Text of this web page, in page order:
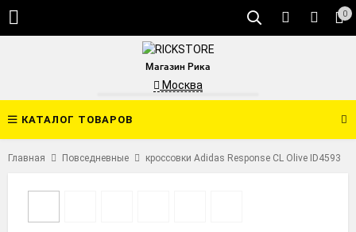
0
Магазин Рика
Москва
КАТАЛОГ ТОВАРОВ
Главная Повседневные кроссовки Adidas Response CL Olive ID4593